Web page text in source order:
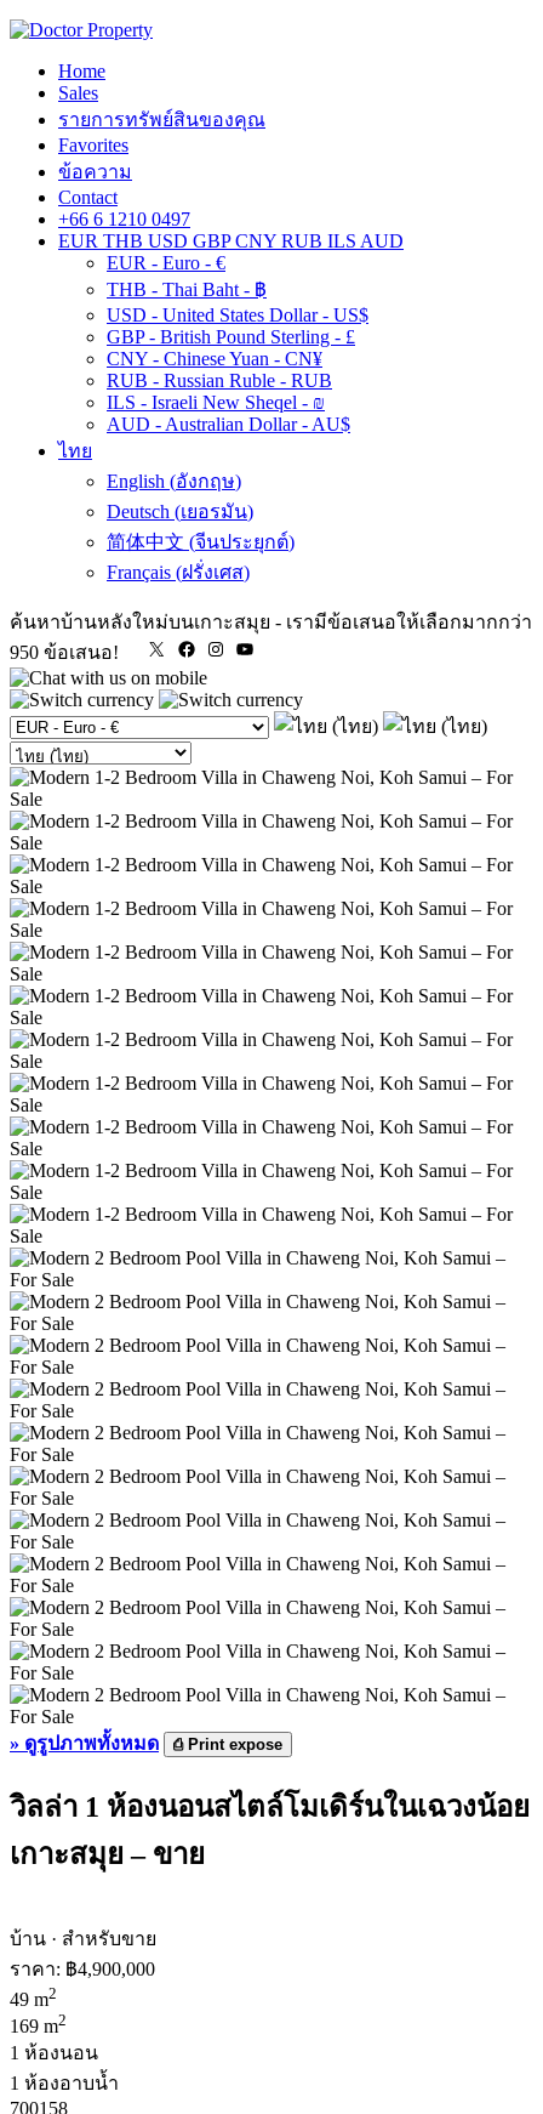
Home
Sales
รายการทรัพย์สินของคุณ
Favorites
ข้อความ
Contact
+66 6 1210 0497
EUR THB USD GBP CNY RUB ILS AUD
EUR - Euro - €
THB - Thai Baht - ฿
USD - United States Dollar - US$
GBP - British Pound Sterling - £
CNY - Chinese Yuan - CN¥
RUB - Russian Ruble - RUB
ILS - Israeli New Sheqel - ₪
AUD - Australian Dollar - AU$
ไทย
English (อังกฤษ)
Deutsch (เยอรมัน)
简体中文 (จีนประยุกต์)
Français (ฝรั่งเศส)
ค้นหาบ้านหลังใหม่บนเกาะสมุย - เรามีข้อเสนอให้เลือกมากกว่า
950 ข้อเสนอ!
X FacebookInstagram
» ดูรูปภาพทั้งหมด ⎙Print expose
วิลล่า 1 ห้องนอนสไตล์โมเดิร์นในเฉวงน้อย
เกาะสมุย – ขาย
บ้าน · สำหรับขาย
ราคา: ฿4,900,000
49 m2
169 m2
1 ห้องนอน
1 ห้องอาบน้ำ
700158